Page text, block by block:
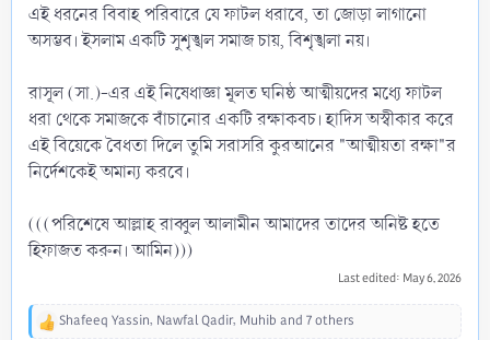
‎এই ধরনের বিবাহ পরিবারে যে ফাটল ধরাবে, তা জোড়া লাগানো
অসম্ভব। ইসলাম একটি সুশৃঙ্খল সমাজ চায়, বিশৃঙ্খলা নয়।
‎রাসূল (সা.)-এর এই নিষেধাজ্ঞা মূলত ঘনিষ্ঠ আত্মীয়দের মধ্যে ফাটল
ধরা থেকে সমাজকে বাঁচানোর একটি রক্ষাকবচ। হাদিস অস্বীকার করে
এই বিয়েকে বৈধতা দিলে তুমি সরাসরি কুরআনের "আত্মীয়তা রক্ষা"র
নির্দেশকেই অমান্য করবে।
(((পরিশেষে আল্লাহ রাব্বুল আলামীন আমাদের তাদের অনিষ্ট হতে
হিফাজত করুন। আমিন)))
Last edited: May 6, 2026
R
Shafeeq Yassin, Nawfal Qadir, Muhib and 7 others